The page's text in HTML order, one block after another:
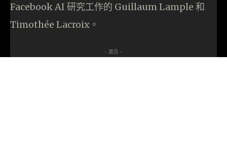
Facebook AI 研究工作的 Guillaum Lample 和
Timothée Lacroix。
- 廣告 -